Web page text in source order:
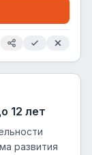
Три
каждого —
людям и
и
12 лет
развития